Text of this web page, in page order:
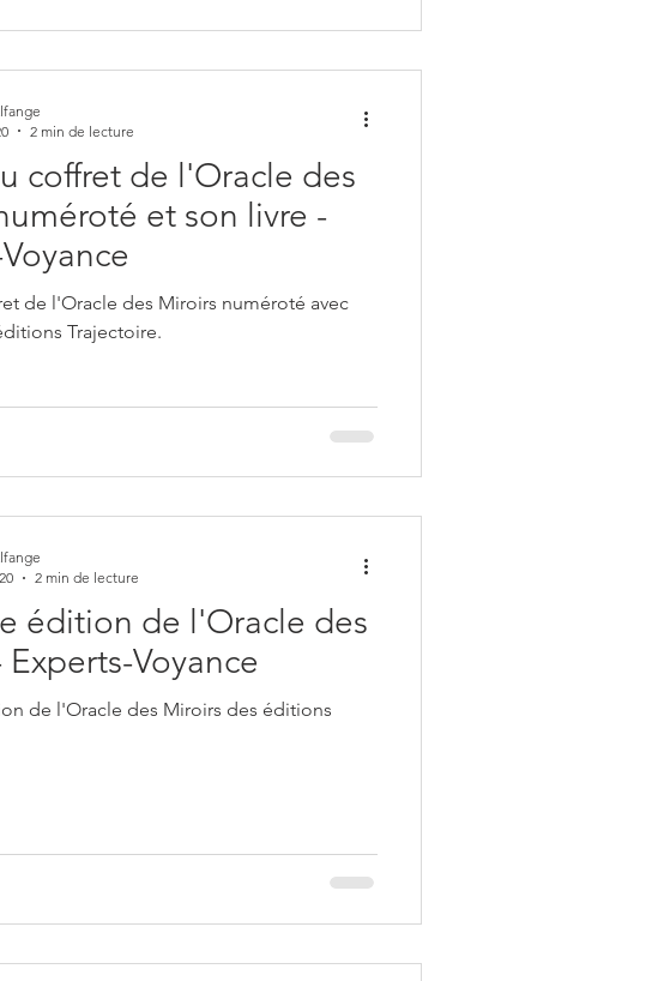
coffret de l'Oracle des
et son livre -
de l'Oracle des Miroirs numéroté avec
Trajectoire.
2 min de lecture
édition de l'Oracle des
Voyance
de l'Oracle des Miroirs des éditions
2 min de lecture